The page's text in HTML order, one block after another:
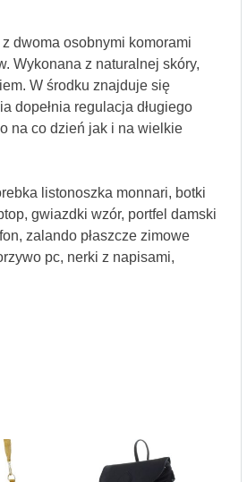
dwoma osobnymi komorami
Wykonana z naturalnej skóry,
W środku znajduje się
dopełnia regulacja długiego
na co dzień jak i na wielkie
listonoszka monnari, botki
gwiazdki wzór, portfel damski
zalando płaszcze zimowe
pc, nerki z napisami,